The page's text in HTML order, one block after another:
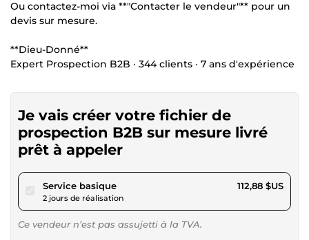
Ou contactez-moi via **"Contacter le vendeur"** pour un
devis sur mesure.
**Dieu-Donné**
Expert Prospection B2B · 344 clients · 7 ans d'expérience
Je vais créer votre fichier de
prospection B2B sur mesure livré
prêt à appeler
Service basiquepour 104,04 $US
2 jours de réalisation
112,88 $US
Ce vendeur n’est pas assujetti à la TVA.